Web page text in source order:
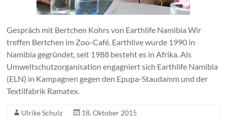
Gespräch mit Bertchen Kohrs von Earthlife Namibia Wir
treffen Bertchen im Zoo-Café. Earthlive wurde 1990 in
Namibia gegründet, seit 1988 besteht es in Afrika. Als
Umweltschutzorganisation engagniert sich Earthlife Namibia
(ELN) in Kampagnen gegen den Epupa-Staudamm und der
Textilfabrik Ramatex.
Ulrike Schulz
18. Oktober 2015